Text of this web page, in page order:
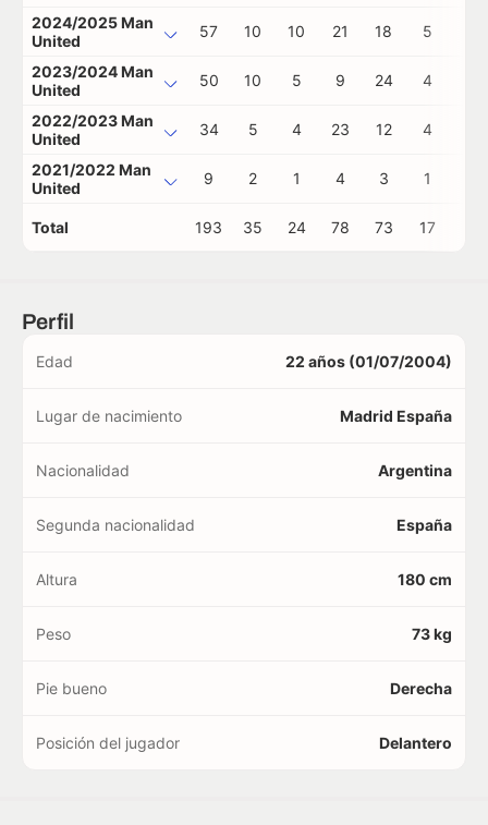
2024/2025 Man
United
57 10 10 21 18 5
2023/2024 Man
United
50 10 5 9 24 4
2022/2023 Man
United
34 5 4 23 12 4
2021/2022 Man
United
9 2 1 4 3 1
Total 193 35 24 78 73 17
Perfil
Edad 22 años (01/07/2004)
Lugar de nacimiento Madrid España
Nacionalidad Argentina
Segunda nacionalidad España
Altura 180 cm
Peso 73 kg
Pie bueno Derecha
Posición del jugador Delantero